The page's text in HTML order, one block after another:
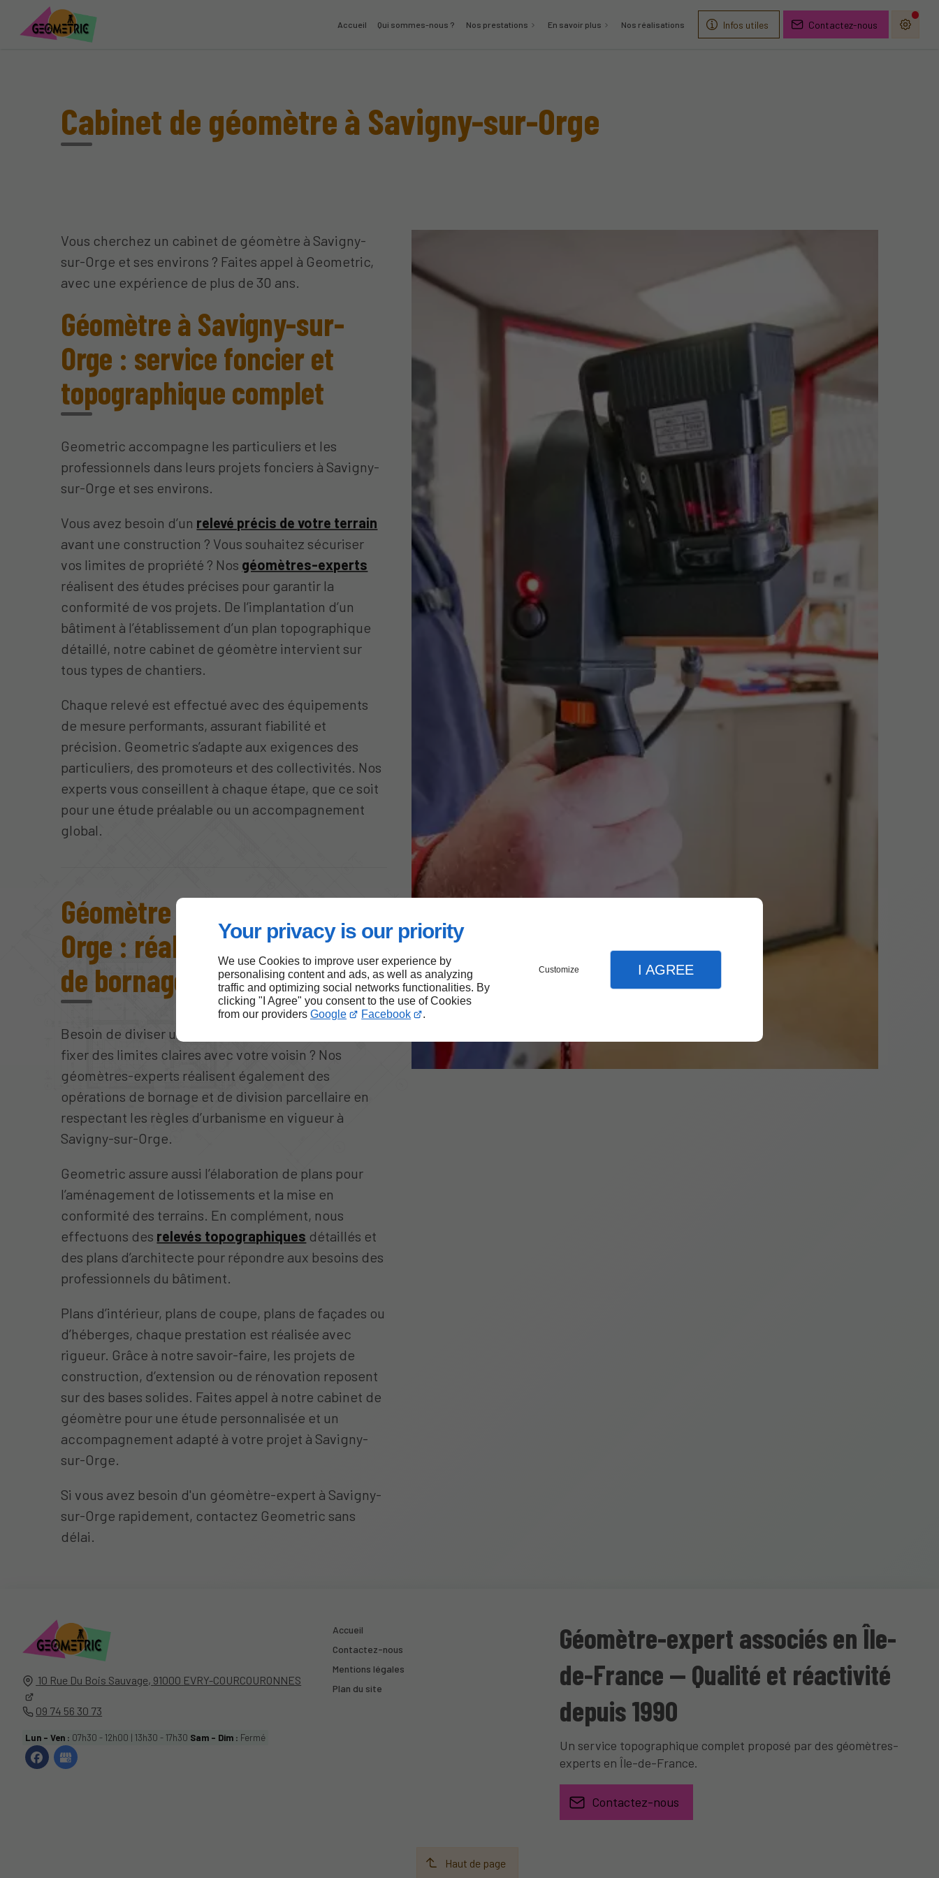
Your privacy is our priority
We use Cookies to improve user experience by
personalising content and ads, as well as analyzing
traffic and optimizing social networks functionalities. By
clicking "I Agree" you consent to the use of Cookies
from our providers Google Facebook .
Customize I AGREE
Accueil Qui sommes-nous ? Nos prestations En savoir plus Nos réalisations Infos utiles Contactez-nous
Cabinet de géomètre à Savigny-sur-Orge
Vous cherchez un cabinet de géomètre à Savigny-
sur-Orge et ses environs ? Faites appel à Geometric,
avec une expérience de plus de 30 ans.
Géomètre à Savigny-sur-
Orge : service foncier et
topographique complet
Geometric accompagne les particuliers et les
professionnels dans leurs projets fonciers à Savigny-
sur-Orge et ses environs.
Vous avez besoin d’un relevé précis de votre terrain
avant une construction ? Vous souhaitez sécuriser
vos limites de propriété ? Nos géomètres-experts
réalisent des études précises pour garantir la
conformité de vos projets. De l’implantation d’un
bâtiment à l’établissement d’un plan topographique
détaillé, notre cabinet de géomètre intervient sur
tous types de chantiers.
Chaque relevé est effectué avec des équipements
de mesure performants, assurant fiabilité et
précision. Geometric s’adapte aux exigences des
particuliers, des promoteurs et des collectivités. Nos
experts vous conseillent à chaque étape, que ce soit
pour une étude préalable ou un accompagnement
global.
Géomètre à Savigny-sur-
Orge : réaliser vos travaux
de bornage et d’urbanisme
Besoin de diviser un terrain en plusieurs lots ou de
fixer des limites claires avec votre voisin ? Nos
géomètres-experts réalisent également des
opérations de bornage et de division parcellaire en
respectant les règles d’urbanisme en vigueur à
Savigny-sur-Orge.
Geometric assure aussi l’élaboration de plans pour
l’aménagement de lotissements et la mise en
conformité des terrains. En complément, nous
effectuons des relevés topographiques détaillés et
des plans d’architecte pour répondre aux besoins des
professionnels du bâtiment.
Plans d’intérieur, plans de coupe, plans de façades ou
d’héberges, chaque prestation est réalisée avec
rigueur. Grâce à notre savoir-faire, les projets de
construction, d’extension ou de rénovation reposent
sur des bases solides. Faites appel à notre cabinet de
géomètre pour une étude personnalisée et un
accompagnement adapté à votre projet à Savigny-
sur-Orge.
Si vous avez besoin d'un géomètre-expert à Savigny-
sur-Orge rapidement, contactez Geometric sans
délai.
10 Rue Du Bois Sauvage, 91000 EVRY-COURCOURONNES
09 74 56 30 73
Lun - Ven : 07h30 - 12h00 | 13h30 - 17h30 Sam - Dim : Fermé
Accueil
Contactez-nous
Mentions légales
Plan du site
Géomètre-expert associés en Île-
de-France — Qualité et réactivité
depuis 1990
Un service topographique complet proposé par des géomètres-
experts en Île-de-France.
Contactez-nous
Haut de page